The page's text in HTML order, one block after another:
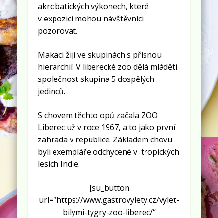
akrobatických výkonech, které
v expozici mohou návštěvníci
pozorovat.
Makaci žijí ve skupinách s přísnou
hierarchií. V liberecké zoo dělá mláděti
společnost skupina 5 dospělých
jedinců.
S chovem těchto opů začala ZOO
Liberec už v roce 1967, a to jako první
zahrada v republice. Základem chovu
byli exempláře odchycené v tropických
lesích Indie.
[su_button
url=“https://www.gastrovylety.cz/vylet-
bilymi-tygry-zoo-liberec/“